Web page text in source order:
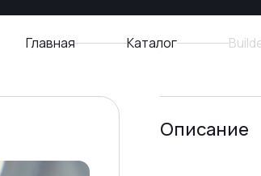
Главная Каталог
Описание